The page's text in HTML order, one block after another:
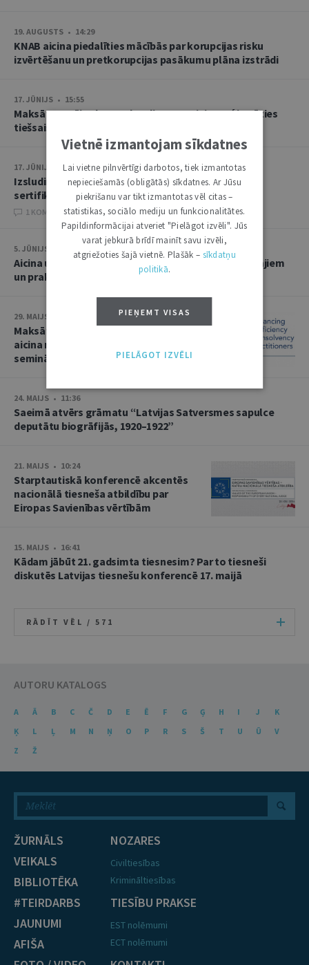
19. AUGUSTS • 14:29
KNAB aicina piedalīties mācībās par korupcijas risku
izvērtēšanu un pretkorupcijas pasākumu plāna izstrādi
17. JŪNIJS • 15:55
Maksātnespējas kontroles dienests aicina reģistrēties
tiešsaistes semināram
17. JŪNIJS • 15:48
Izsludināta pieteikšanās 2024. gada mediatoru
sertifikācijas pārbaudījumam
1 KOMENTĀRI
5. JŪNIJS • 11:22
Aicina uz vieslekciju par mākslīgā intelekta juridiskajiem
un praktiskajiem izaicinājumiem
29. MAIJS • 12:19
Maksātnespējas kontroles dienests
aicina reģistrēties tiešsaistes
semināram
24. MAIJS • 11:36
Saeimā atvērs grāmatu “Latvijas Satversmes sapulce
deputātu biogrāfijās, 1920–1922”
21. MAIJS • 10:24
Starptautiskā konferencē akcentēs
nacionālā tiesneša atbildību par
Eiropas Savienības vērtībām
15. MAIJS • 16:41
Kādam jābūt 21. gadsimta tiesnesim? Par to tiesneši
diskutēs Latvijas tiesnešu konferencē 17. maijā
RĀDĪT VĒL / 571
AUTORU KATALOGS
A Ā B C Č D E Ē F G Ģ H I J
K
Ķ
L Ļ M N Ņ O P R S Š T U Ū
V
Z
Ž
ŽURNĀLS
VEIKALS
BIBLIOTĒKA
#TEIRDARBS
JAUNUMI
AFIŠA
NOZARES
Civiltiesības
Krimināltiesības
TIESĪBU PRAKSE
EST nolēmumi
ECT nolēmumi
Vietnē izmantojam sīkdatnes
Lai vietne pilnvērtīgi darbotos, tiek izmantotas
nepieciešamās (obligātās) sīkdatnes. Ar Jūsu
piekrišanu var tikt izmantotas vēl citas –
statistikas, sociālo mediju un funkcionalitātes.
Papildinformācijai atveriet "Pielāgot izvēli". Jūs
varat jebkurā brīdī mainīt savu izvēli,
atgriežoties šajā vietnē. Plašāk – sīkdatņu
politikā.
PIEŅEMT VISAS
PIELĀGOT IZVĒLI